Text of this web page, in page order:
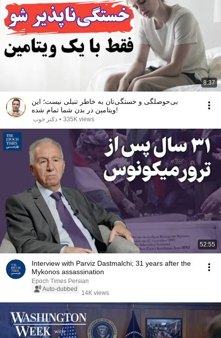
8:37
بی‌حوصلگی و خستگی‌تان به خاطر تنبلی نیست؛ این
ویتامین در بدن شما تمام شده!
دکتر خوب • 335K views
52:55
Interview with Parviz Dastmalchi; 31 years after the
Mykonos assassination
Epoch Times Persian
Auto-dubbed
14K views